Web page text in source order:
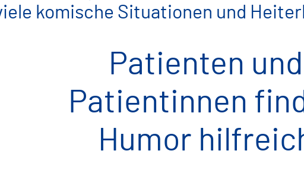
komische Situationen und
Patienten und
Patientinnen
Humor